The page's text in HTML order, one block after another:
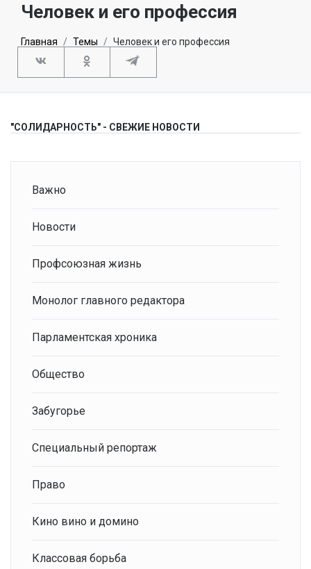
Человек и его профессия
Главная Темы Человек и его профессия
"СОЛИДАРНОСТЬ" - СВЕЖИЕ НОВОСТИ
Важно
Новости
Профсоюзная жизнь
Монолог главного редактора
Парламентская хроника
Общество
Забугорье
Специальный репортаж
Право
Кино вино и домино
Классовая борьба